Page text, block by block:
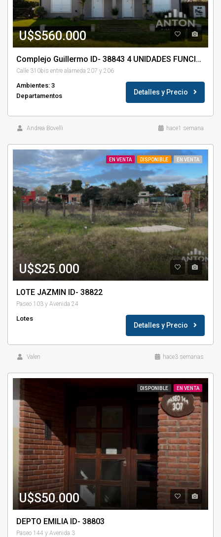
U$S560.000
Complejo Guillermo ID- 38843 4 UNIDADES FUNCIONALES
Calle 310bis entre alameda 207 y 206
Ambientes: 3
Departamentos
Detalles y Precio
Andrea Bovelli hace1 semana
EN VENTA DISPONIBLE EN VENTA
U$S25.000
LOTE JAZMIN ID- 38822
Paseo 103 y Avenida 24
Lotes
Detalles y Precio
Valen hace3 semanas
DISPONIBLE EN VENTA
U$S50.000
DEPTO EMILIA ID- 38803
Paseo 144 y Avenida 3